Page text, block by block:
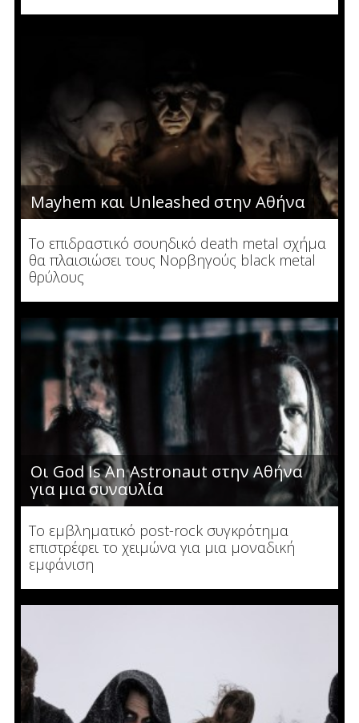
Mayhem και Unleashed στην Αθήνα
Το επιδραστικό σουηδικό death metal σχήμα
θα πλαισιώσει τους Νορβηγούς black metal
θρύλους
Οι God Is An Astronaut στην Αθήνα
για μια συναυλία
Το εμβληματικό post-rock συγκρότημα
επιστρέφει το χειμώνα για μια μοναδική
εμφάνιση